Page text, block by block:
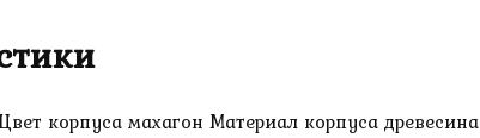
корпуса махагон Материал корпуса древесина